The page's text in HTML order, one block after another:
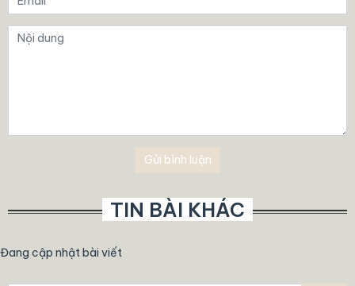
Gửi bình luận
TIN BÀI KHÁC
Đang cập nhật bài viết